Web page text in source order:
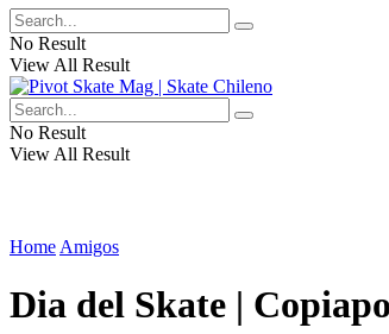
No Result
View All Result
No Result
View All Result
Home Amigos
Dia del Skate |